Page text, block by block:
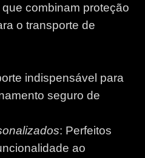
combinam proteção
o transporte de
indispensável para
seguro de
: Perfeitos
ao